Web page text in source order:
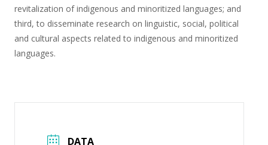
revitalization of indigenous and minoritized languages; and
third, to disseminate research on linguistic, social, political
and cultural aspects related to indigenous and minoritized
languages.
DATA